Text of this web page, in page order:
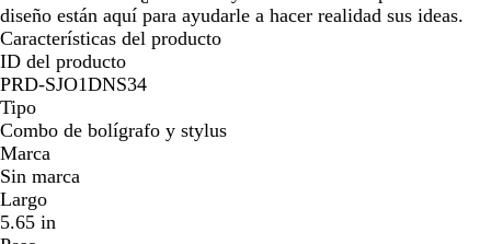
diseño están aquí para ayudarle a hacer realidad sus ideas.
Características del producto
ID del producto
PRD-SJO1DNS34
Tipo
Combo de bolígrafo y stylus
Marca
Sin marca
Largo
5.65 in